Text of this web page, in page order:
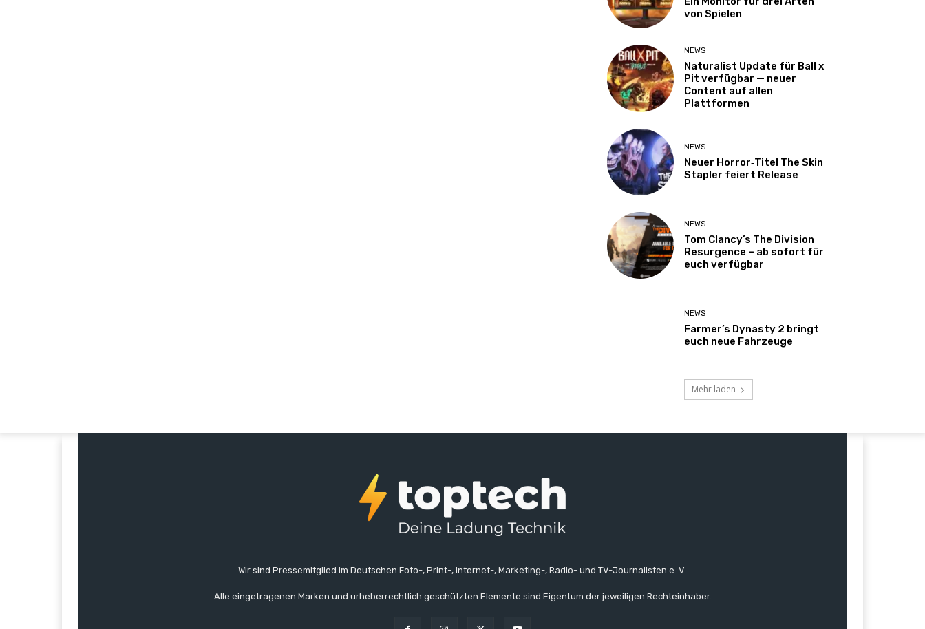
von Spielen
NEWS
Naturalist Update für Ball x
Pit verfügbar — neuer
Content auf allen
Plattformen
NEWS
Neuer Horror‑Titel The Skin
Stapler feiert Release
NEWS
Tom Clancy’s The Division
Resurgence – ab sofort für
euch verfügbar
NEWS
Farmer’s Dynasty 2 bringt
euch neue Fahrzeuge
Mehr laden
Wir sind Pressemitglied im Deutschen Foto-, Print-, Internet-, Marketing-, Radio- und TV-Journalisten e. V.
Alle eingetragenen Marken und urheberrechtlich geschützten Elemente sind Eigentum der jeweiligen Rechteinhaber.